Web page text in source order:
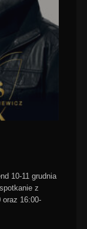
10-11 grudnia
z
oraz 16:00-